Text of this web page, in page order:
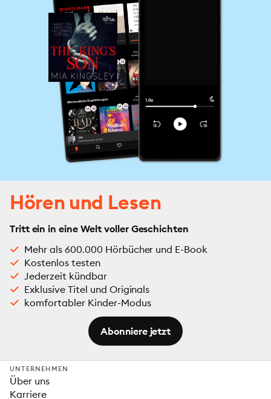
Hören und Lesen
Tritt ein in eine Welt voller Geschichten
Mehr als 600.000 Hörbücher und E-Book
Kostenlos testen
Jederzeit kündbar
Exklusive Titel und Originals
komfortabler Kinder-Modus
Abonniere jetzt
UNTERNEHMEN
Über uns
Karriere